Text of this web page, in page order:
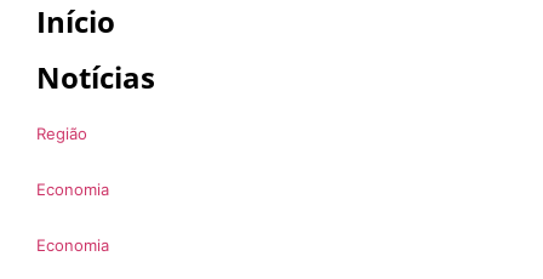
Início
Notícias
Região
Economia
Economia